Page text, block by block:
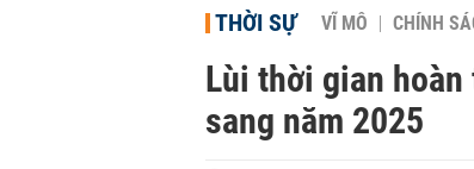
THỜI SỰ VĨ MÔ CHÍNH
Lùi thời gian hoàn
sang năm 2025